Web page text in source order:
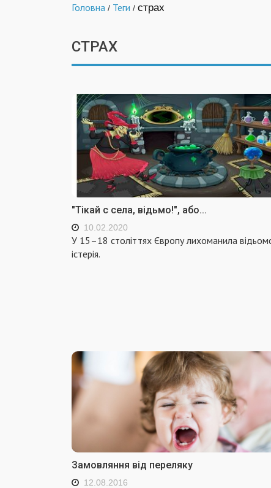
Головна / Теги / страх
СТРАХ
"Тікай с села, відьмо!", або...
10.02.2020
У 15–18 століттях Європу лихоманила
істерія.
Замовляння від переляку
12.08.2016